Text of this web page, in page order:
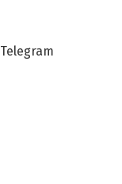
Telegram